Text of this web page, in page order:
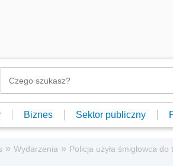
Biznes Sektor publiczny
» Wydarzenia » Policja użyła śmigłowca